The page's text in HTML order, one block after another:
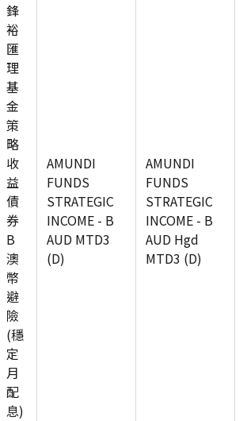
鋒
裕
匯
理
基
金
策
略
收
益
債
券
B
澳
幣
避
險
(穩
定
月
配
息)
AMUNDI
FUNDS
STRATEGIC
INCOME - B
AUD MTD3
(D)
AMUNDI
FUNDS
STRATEGIC
INCOME - B
AUD Hgd
MTD3 (D)